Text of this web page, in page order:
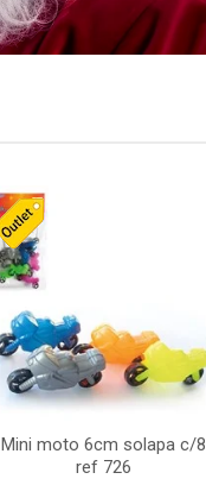
Mini moto 6cm solapa c/8
ref 726